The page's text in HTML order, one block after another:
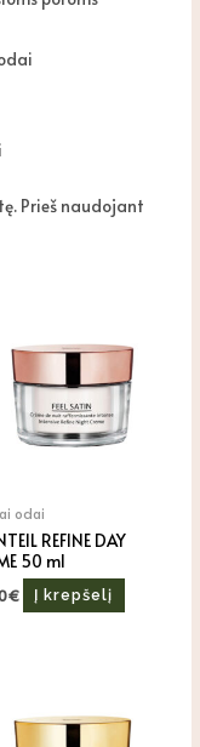
Prieš naudojant
odai
REFINE DAY
50 ml
€ Į krepšelį